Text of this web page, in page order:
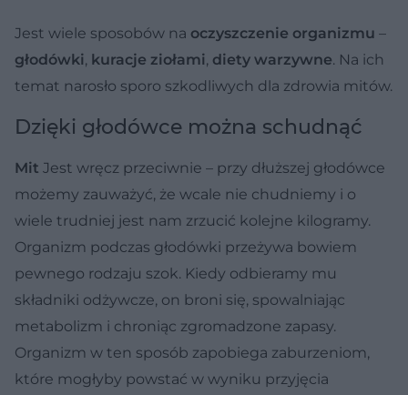
Jest wiele sposobów na oczyszczenie organizmu –
głodówki, kuracje ziołami, diety warzywne. Na ich
temat narosło sporo szkodliwych dla zdrowia mitów.
Dzięki głodówce można schudnąć
Mit Jest wręcz przeciwnie – przy dłuższej głodówce
możemy zauważyć, że wcale nie chudniemy i o
wiele trudniej jest nam zrzucić kolejne kilogramy.
Organizm podczas głodówki przeżywa bowiem
pewnego rodzaju szok. Kiedy odbieramy mu
składniki odżywcze, on broni się, spowalniając
metabolizm i chroniąc zgromadzone zapasy.
Organizm w ten sposób zapobiega zaburzeniom,
które mogłyby powstać w wyniku przyjęcia